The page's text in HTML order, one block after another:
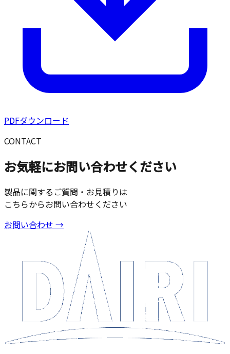
PDFダウンロード
CONTACT
お気軽にお問い合わせください
製品に関するご質問・お見積りは
こちらからお問い合わせください
お問い合わせ →